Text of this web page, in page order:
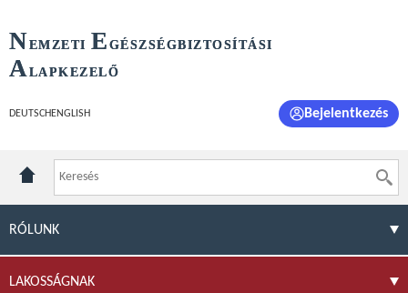
NEMZETI E GÉSZSÉGBIZTOSÍTÁSI
ALAPKEZELŐ
DEUTSCH ENGLISH Bejelentkezés
RÓLUNK
LAKOSSÁGNAK